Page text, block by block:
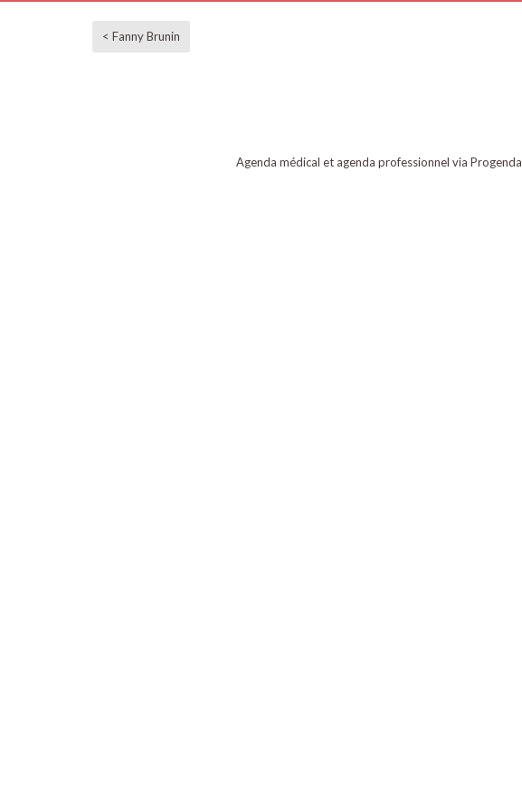
< Fanny Brunin
Agenda médical et agenda professionnel via Progenda